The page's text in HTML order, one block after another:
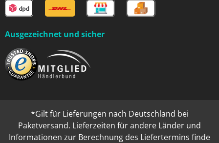
Ausgezeichnet und sicher
*Gilt für Lieferungen nach Deutschland bei
Paketversand. Lieferzeiten für andere Länder und
Informationen zur Berechnung des Liefertermins finde